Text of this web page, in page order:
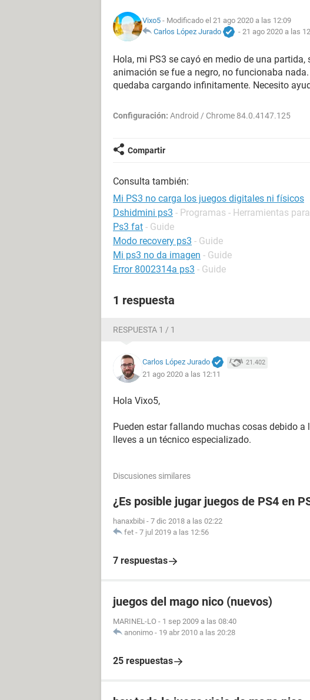
Vixo5 - Modificado el 21 ago 2020 a las 12:09
Carlos López Jurado
- 21 ago 2020 a las
Hola, mi PS3 se cayó en medio de una
animación se fue a negro, no funcionaba
quedaba cargando infinitamente. Necesito
Configuración: Android / Chrome 84.0.4147.125
Compartir
Consulta también:
Mi PS3 no carga los juegos digitales ni físicos
Dshidmini ps3 - Programas - Herramientas
Ps3 fat - Guide
Modo recovery ps3 - Guide
Mi ps3 no da imagen - Guide
Error 8002314a ps3 - Guide
1 respuesta
RESPUESTA 1 / 1
Carlos López Jurado 21.402
21 ago 2020 a las 12:11
Hola Vixo5,
Pueden estar fallando muchas cosas debido a
lleves a un técnico especializado.
Discusiones similares
¿Es posible jugar juegos de PS4 en
hanaxbibi - 7 dic 2018 a las 02:22
fet - 7 jul 2019 a las 12:56
7 respuestas
juegos del mago nico (nuevos)
MARINEL-LO - 1 sep 2009 a las 08:40
anonimo - 19 abr 2010 a las 20:28
25 respuestas